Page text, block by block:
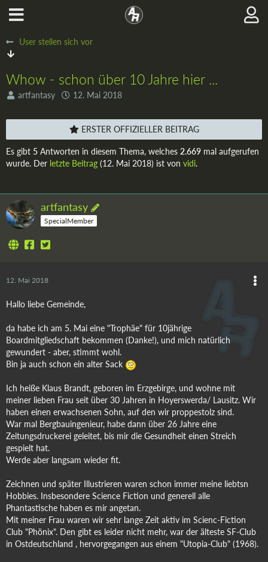
User stellen sich vor
Whow - schon über 10 Jahre hier ...
artfantasy 12. Mai 2018
ERSTER OFFIZIELLER BEITRAG
Es gibt 5 Antworten in diesem Thema, welches 2.669 mal aufgerufen
wurde. Der letzte Beitrag (12. Mai 2018) ist von vidi.
artfantasy
SpecialMember
12. Mai 2018
Hallo liebe Gemeinde,
da habe ich am 5. Mai eine "Trophäe" für 10jährige
Boardmitgliedschaft bekommen (Danke!), und mich natürlich
gewundert - aber, stimmt wohl.
Bin ja auch schon ein alter Sack
Ich heiße Klaus Brandt, geboren im Erzgebirge, und wohne mit
meiner lieben Frau seit über 30 Jahren in Hoyerswerda/ Lausitz. Wir
haben einen erwachsenen Sohn, auf den wir proppestolz sind.
War mal Bergbauingenieur, habe dann über 26 Jahre eine
Zeitungsdruckerei geleitet, bis mir die Gesundheit einen Streich
gespielt hat.
Werde aber langsam wieder fit.
Zeichnen und später Illustrieren waren schon immer meine liebtsn
Hobbies. Insbesondere Science Fiction und generell alle
Phantastische haben es mir angetan.
Mit meiner Frau waren wir sehr lange Zeit aktiv im Scienc-Fiction
Club "Phönix". Den gibt es leider nicht mehr, war der älteste SF-Club
in Ostdeutschland , hervorgegangen aus einem "Utopia-Club" (1968).